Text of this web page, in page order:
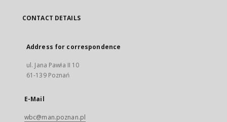
CONTACT DETAILS
Address for correspondence
ul. Jana Pawła II 10
61-139 Poznań
E-Mail
wbc@man.poznan.pl